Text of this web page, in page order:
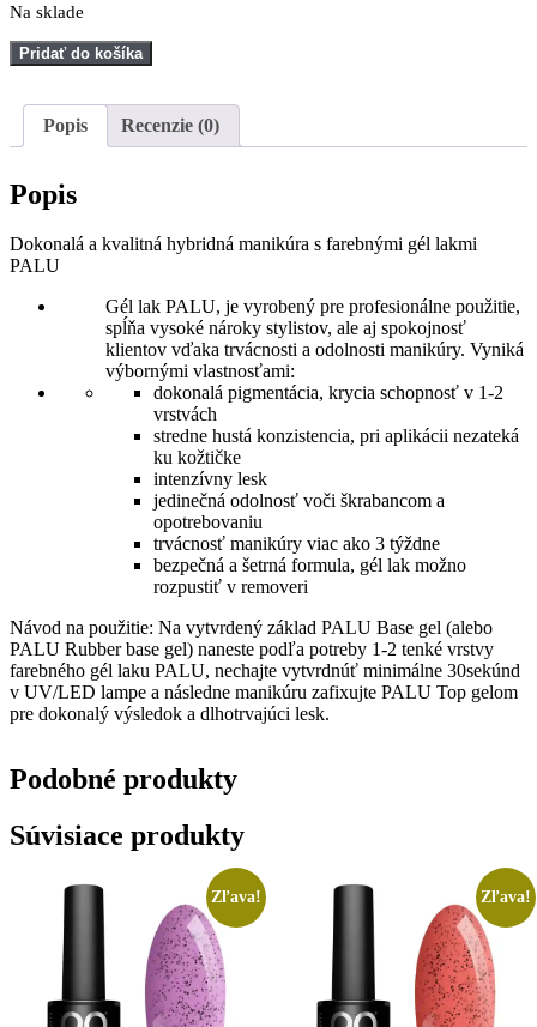
bola:
Na sklade
množstvo
PALU
BA5,11ml
Pridať do košíka
Popis Recenzie (0)
Popis
Dokonalá a kvalitná hybridná manikúra s farebnými gél lakmi
PALU
Gél lak PALU, je vyrobený pre profesionálne použitie,
spĺňa vysoké nároky stylistov, ale aj spokojnosť
klientov vďaka trvácnosti a odolnosti manikúry. Vyniká
výbornými vlastnosťami:
dokonalá pigmentácia, krycia schopnosť v 1-2
vrstvách
stredne hustá konzistencia, pri aplikácii nezateká
ku kožtičke
intenzívny lesk
jedinečná odolnosť voči škrabancom a
opotrebovaniu
trvácnosť manikúry viac ako 3 týždne
bezpečná a šetrná formula, gél lak možno
rozpustiť v removeri
Návod na použitie: Na vytvrdený základ PALU Base gel (alebo
PALU Rubber base gel) naneste podľa potreby 1-2 tenké vrstvy
farebného gél laku PALU, nechajte vytvrdnúť minimálne 30sekúnd
v UV/LED lampe a následne manikúru zafixujte PALU Top gelom
pre dokonalý výsledok a dlhotrvajúci lesk.
Podobné produkty
Súvisiace produkty
Zľava! Zľava!